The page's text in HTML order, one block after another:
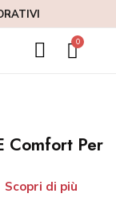
Comfort Per
una vestibilità
speciale
Scopri di più